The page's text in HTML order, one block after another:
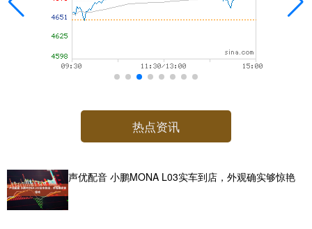
热点资讯
声优配音 小鹏MONA L03实车到店，外观确实够惊艳